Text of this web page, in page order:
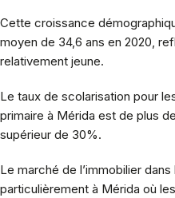
Cette croissance
moyen de 34,6 ans en 2020,
relativement jeune.
Le taux de scolarisation pour
primaire à Mérida est de plus
supérieur de 30%.
Le marché de l’immobilier
particulièrement à Mérida où